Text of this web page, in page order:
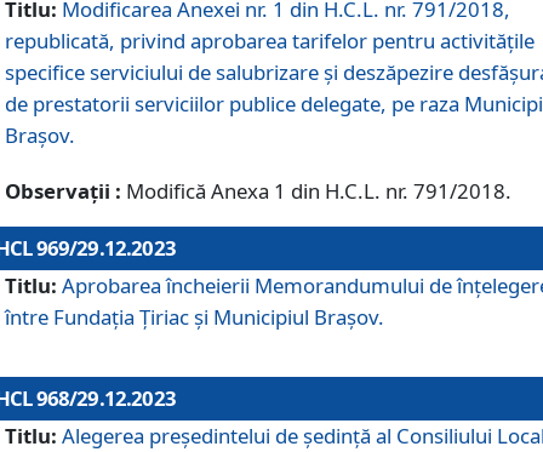
Titlu: Modificarea Anexei nr. 1 din H.C.L. nr. 791/2018,
republicată, privind aprobarea tarifelor pentru activitățile
specifice serviciului de salubrizare și deszăpezire
de prestatorii serviciilor publice delegate, pe raza
Brașov.
Observații : Modifică Anexa 1 din H.C.L. nr. 791/2018.
969/29.12.2023
Titlu: Aprobarea încheierii Memorandumului de
între Fundația Țiriac și Municipiul Brașov.
968/29.12.2023
Titlu: Alegerea preşedintelui de şedinţă al Consiliului